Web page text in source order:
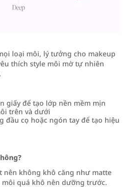
loại môi, lý tưởng cho makeup
thích style môi mờ tự nhiên
giấy để tạo lớp nền mềm mịn
trên và dưới
đầu cọ hoặc ngón tay để tạo hiệu
nên không khô căng như matte
quá khô nên dưỡng trước.